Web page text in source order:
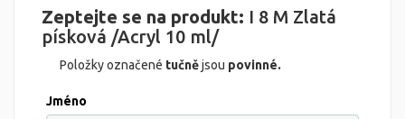
Zeptejte se na produkt: I 8 M Zlatá
písková /Acryl 10 ml/
Položky označené tučnějsou povinné.
Jméno